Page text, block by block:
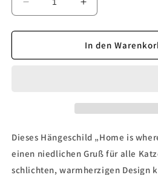
Verringere
die
Menge
Hängeschild
Hair
is&quot;
Erhöhe
die
Menge
für
Hängeschild
Hair
In den
Dieses Hängeschild „Home is
einen niedlichen Gruß für alle
schlichten, warmherzigen Design